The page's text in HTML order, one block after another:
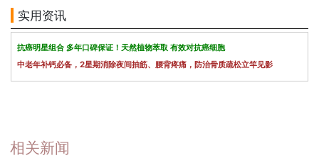
实用资讯
抗癌明星组合 多年口碑保证！天然植物萃取 有效对抗癌细胞
中老年补钙必备，2星期消除夜间抽筋、腰背疼痛，防治骨质疏松立竿见影
相关新闻